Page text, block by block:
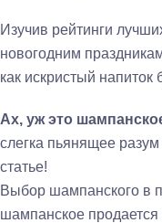
Изучив рейтинги
новогодним
как искристый напиток
Ах, уж это
слегка пьянящее
статье!
Выбор шампанского в
шампанское